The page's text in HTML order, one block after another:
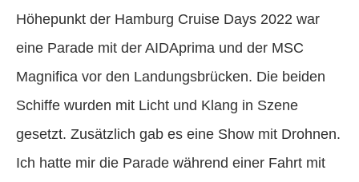
Höhepunkt der Hamburg Cruise Days 2022 war
eine Parade mit der AIDAprima und der MSC
Magnifica vor den Landungsbrücken. Die beiden
Schiffe wurden mit Licht und Klang in Szene
gesetzt. Zusätzlich gab es eine Show mit Drohnen.
Ich hatte mir die Parade während einer Fahrt mit